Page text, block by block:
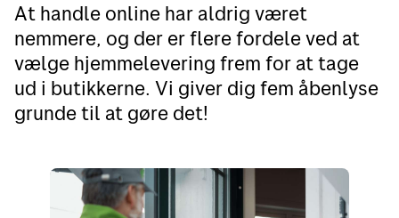
At handle online har aldrig været
nemmere, og der er flere fordele ved at
vælge hjemmelevering frem for at tage
ud i butikkerne. Vi giver dig fem åbenlyse
grunde til at gøre det!